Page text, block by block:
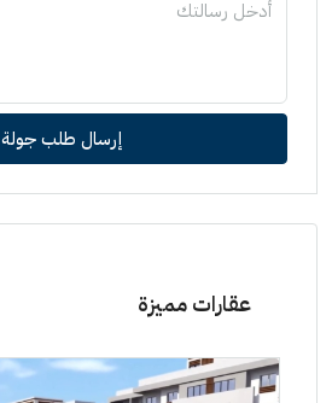
إرسال طلب جولة
عقارات مميزة